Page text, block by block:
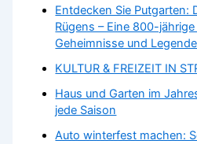
Entdecken Sie Putgarten:
Rügens – Eine 800-
Geheimnisse und
KULTUR & FREIZEIT IN
Haus und Garten im
jede Saison
Auto winterfest machen: